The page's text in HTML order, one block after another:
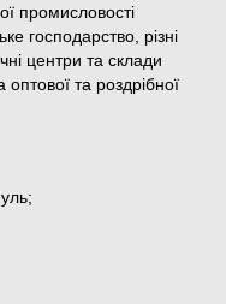
промисловості
господарство, різні
центри та склади
та роздрібної